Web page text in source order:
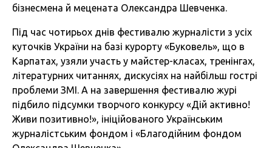
бізнесмена й мецената Олександра Шевченка.
Під час чотирьох днів фестивалю журналісти з усіх
куточків України на базі курорту «Буковель», що в
Карпатах, узяли участь у майстер-класах, тренінгах,
літературних читаннях, дискусіях на найбільш гострі
проблеми ЗМІ. А на завершення фестивалю журі
підбило підсумки творчого конкурсу «Дій активно!
Живи позитивно!», ініційованого Українським
журналістським фондом і «Благодійним фондом